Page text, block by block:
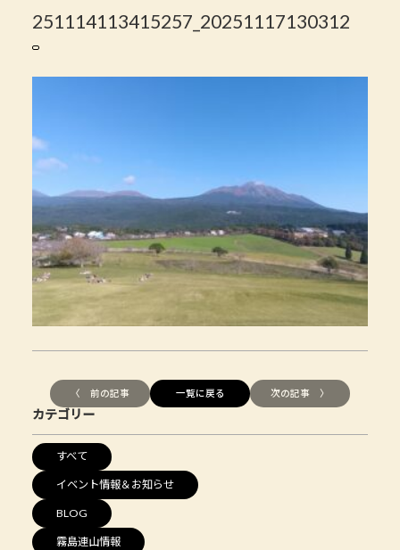
251114113415257_20251117130312
〈 前の記事 一覧に戻る 次の記事 〉
カテゴリー
すべて
イベント情報＆お知らせ
BLOG
霧島連山情報